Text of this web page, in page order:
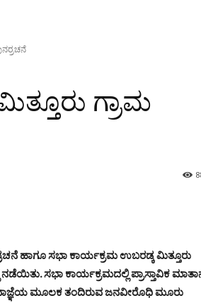
ಗ್ರಾಮ
ಹಾಗೂ ಸಭಾ ಕಾರ್ಯಕ್ರಮ ಉಬರಡ್ಕ ಮಿತ್ತೂರು
ಸಭಾ ಕಾರ್ಯಕ್ರಮದಲ್ಲಿ ಪ್ರಾಸ್ತಾವಿಕ
ಮೂಲಕ ತಂದಿರುವ ಜನವೀರೊಧಿ ಮೂರು